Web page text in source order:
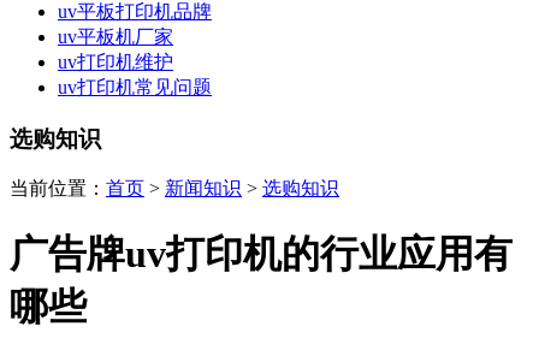
uv平板打印机品牌
uv平板机厂家
uv打印机维护
uv打印机常见问题
选购知识
当前位置： 首页 > 新闻知识 > 选购知识
广告牌uv打印机的行业应用有
哪些